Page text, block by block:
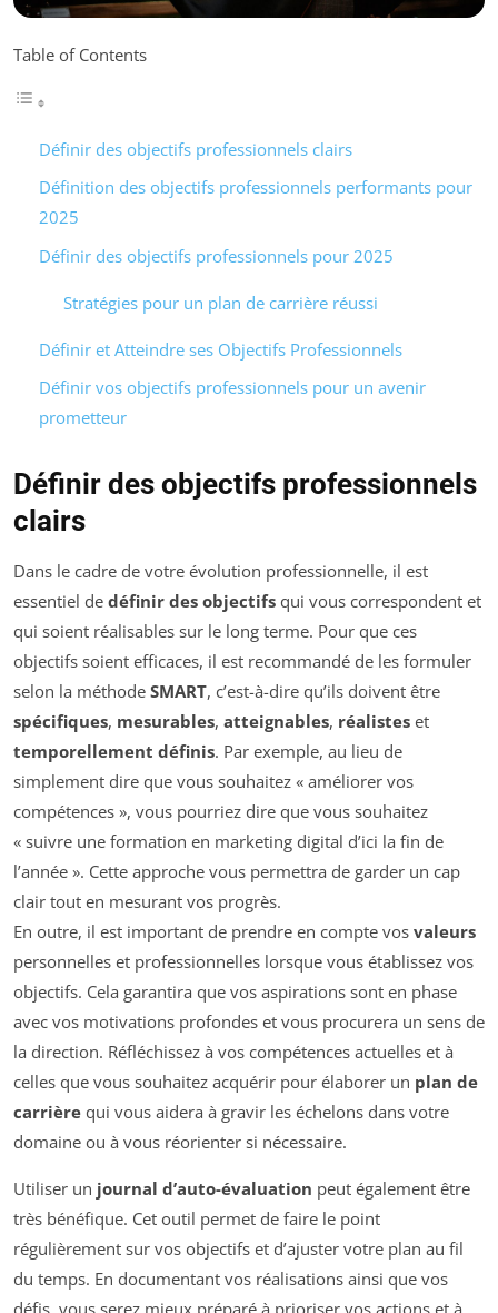
Table of Contents
Définir des objectifs professionnels clairs
Définition des objectifs professionnels performants pour
2025
Définir des objectifs professionnels pour 2025
Stratégies pour un plan de carrière réussi
Définir et Atteindre ses Objectifs Professionnels
Définir vos objectifs professionnels pour un avenir
prometteur
Définir des objectifs professionnels
clairs
Dans le cadre de votre évolution professionnelle, il est
essentiel de définir des objectifs qui vous correspondent et
qui soient réalisables sur le long terme. Pour que ces
objectifs soient efficaces, il est recommandé de les formuler
selon la méthode SMART, c’est-à-dire qu’ils doivent être
spécifiques, mesurables, atteignables, réalistes et
temporellement définis. Par exemple, au lieu de
simplement dire que vous souhaitez « améliorer vos
compétences », vous pourriez dire que vous souhaitez
« suivre une formation en marketing digital d’ici la fin de
l’année ». Cette approche vous permettra de garder un cap
clair tout en mesurant vos progrès.
En outre, il est important de prendre en compte vos valeurs
personnelles et professionnelles lorsque vous établissez vos
objectifs. Cela garantira que vos aspirations sont en phase
avec vos motivations profondes et vous procurera un sens de
la direction. Réfléchissez à vos compétences actuelles et à
celles que vous souhaitez acquérir pour élaborer un plan de
carrière qui vous aidera à gravir les échelons dans votre
domaine ou à vous réorienter si nécessaire.
Utiliser un journal d’auto-évaluation peut également être
très bénéfique. Cet outil permet de faire le point
régulièrement sur vos objectifs et d’ajuster votre plan au fil
du temps. En documentant vos réalisations ainsi que vos